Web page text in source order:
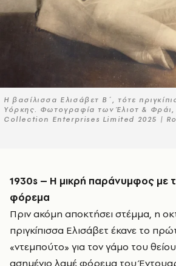
Η βασίλισσα Ελισάβετ Β΄, τότε
Υόρκης. Φωτογραφία των Έλιοτ &
Collection Enterprises Limited 2025 |
1930s – Η μικρή παράνυμφος με το ασημένιο
φόρεμα
Πριν ακόμη αποκτήσει στέμμα, η
πριγκίπισσα Ελισάβετ έκανε το
«ντεμπούτο» για τον γάμο του
ασημένιο λαμέ φόρεμα του